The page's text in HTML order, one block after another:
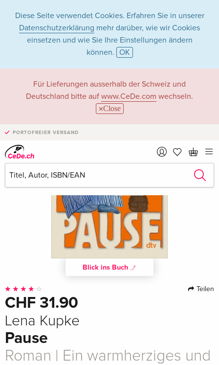
Diese Seite verwendet Cookies. Erfahren Sie in unserer
Datenschutzerklärung mehr darüber, wie wir Cookies
einsetzen und wie Sie Ihre Einstellungen ändern
können. OK
Für Lieferungen ausserhalb der Schweiz und
Deutschland bitte auf www.CeDe.com wechseln.
Close
PORTOFREIER VERSAND
Blick ins Buch
Teilen
CHF 31.90
Lena Kupke
Pause
Roman | Ein warmherziges und